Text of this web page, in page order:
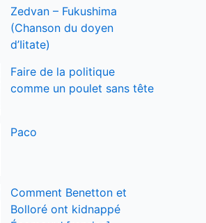
Zedvan – Fukushima
(Chanson du doyen
d’Iitate)
Faire de la politique
comme un poulet sans tête
Paco
Comment Benetton et
Bolloré ont kidnappé